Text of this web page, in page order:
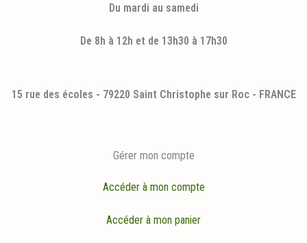
Du mardi au samedi
De 8h à 12h et de 13h30 à 17h30
15 rue des écoles - 79220 Saint Christophe sur Roc - FRANCE
Gérer mon compte
Accéder à mon compte
Accéder à mon panier